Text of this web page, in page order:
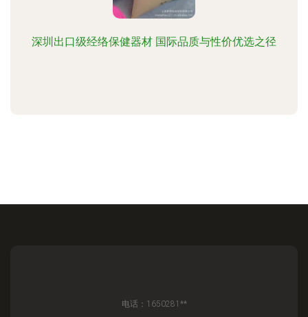
深圳出口级经络保健器材 国际品质与性价优选之径
电话：1650281**